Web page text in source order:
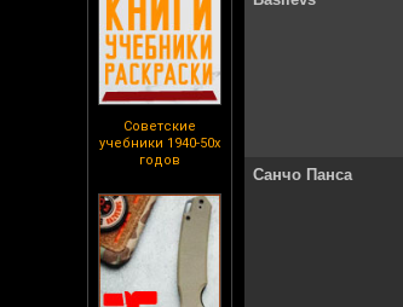
Советские
учебники 1940-50х
годов
Санчо Панса